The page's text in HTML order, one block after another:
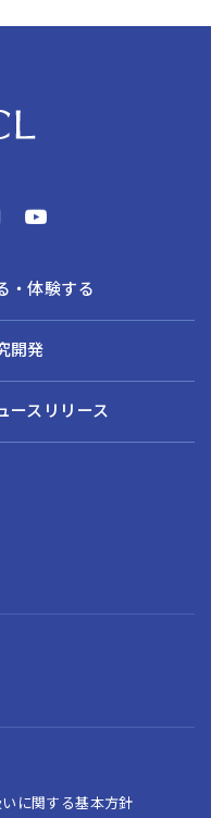
・体験する
開発
ースリリース
に関する基本方針